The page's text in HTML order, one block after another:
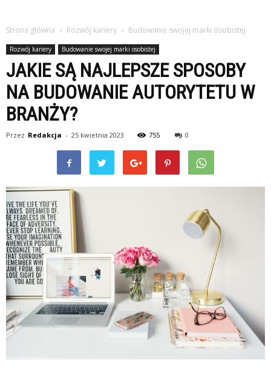
Strona główna Rozwój kariery Budowanie swojej marki osobistej
Rozwój kariery Budowanie swojej marki osobistej
JAKIE SĄ NAJLEPSZE SPOSOBY
NA BUDOWANIE AUTORYTETU W
BRANŻY?
Przez Redakcja - 25 kwietnia 2023 755 0